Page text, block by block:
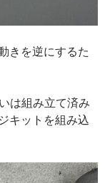
きを逆にするた
は組み立て済み
キットを組み込